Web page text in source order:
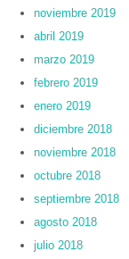
noviembre 2019
abril 2019
marzo 2019
febrero 2019
enero 2019
diciembre 2018
noviembre 2018
octubre 2018
septiembre 2018
agosto 2018
julio 2018